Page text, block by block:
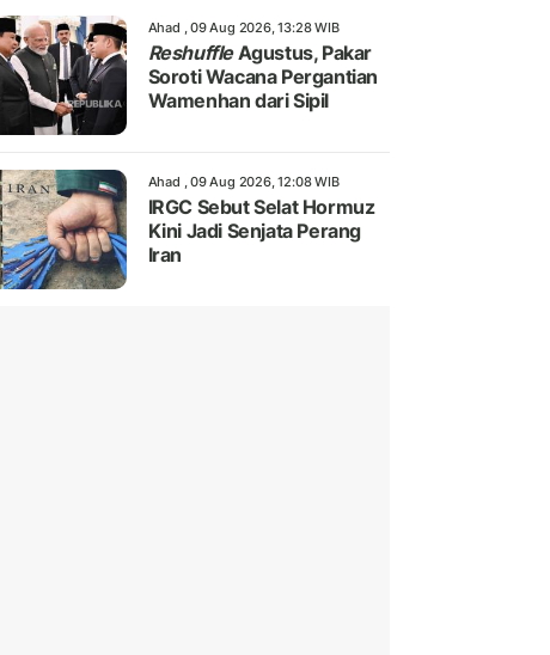
Ahad , 09 Aug 2026, 13:28 WIB
ReshuffleAgustus, Pakar
Soroti Wacana Pergantian
Wamenhan dari Sipil
Ahad , 09 Aug 2026, 12:08 WIB
IRGC Sebut Selat Hormuz
Kini Jadi Senjata Perang
Iran